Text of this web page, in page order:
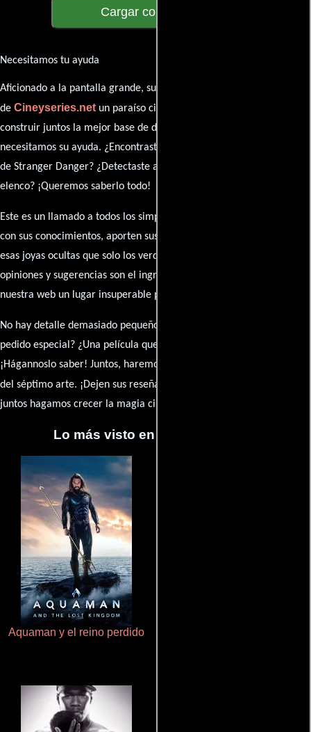
Cargar comentarios
Necesitamos tu ayuda
Aficionado a la pantalla grande, su participación es clave para hacer
de Cineyseries.netun paraíso cinéfilo completo. Queremos
construir juntos la mejor base de datos cinematográfica, pero
necesitamos su ayuda. ¿Encontraste algún dato faltante en la ficha
de Stranger Danger? ¿Detectaste algún error en la sinopsis o el
elenco? ¡Queremos saberlo todo!
Este es un llamado a todos los simpatizantes del cine: contribuyan
con sus conocimientos, aporten sus descubrimientos y compartan
esas joyas ocultas que solo los verdaderos fanáticos conocen. Sus
opiniones y sugerencias son el ingrediente secreto que hará de
nuestra web un lugar insuperable para los amantes del celuloide.
No hay detalle demasiado pequeño ni opinión insignificante. ¿Algún
pedido especial? ¿Una película que sueñas con ver reseñada?
¡Hágannoslo saber! Juntos, haremos de esta comunidad el epicentro
del séptimo arte. ¡Dejen sus reseña en la
juntos hagamos crecer la magia cinematográfica!
Lo más visto en Cineyseries.net
Aquaman y el reino perdido